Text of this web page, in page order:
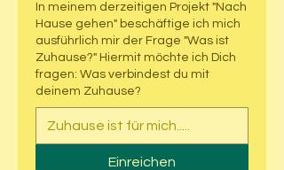
In meinem derzeitigen Projekt "Nach
Hause gehen" beschäftige ich mich
ausführlich mir der Frage "Was ist
Zuhause?" Hiermit möchte ich Dich
fragen: Was verbindest du mit
deinem Zuhause?
Einreichen